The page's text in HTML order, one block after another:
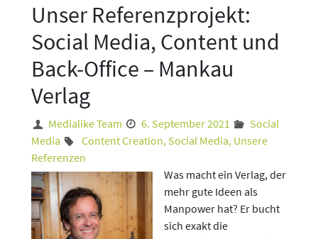
Unser Referenzprojekt:
Social Media, Content und
Back-Office – Mankau
Verlag
Medialike Team 6. September 2021
Social
Media
Content Creation, Social Media, Unsere
Referenzen
Was macht ein Verlag, der
mehr gute Ideen als
Manpower hat? Er bucht
sich exakt die